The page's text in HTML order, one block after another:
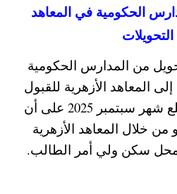
الحكومية في المعاهد
من المدارس الحكومية
إلى المعاهد الأزهرية للقبول
في الثانوية الأزهرية مطلع شهر سبتمبر 2025 على أن
من خلال المعاهد الأزهرية
سكن ولي أمر الطالب.